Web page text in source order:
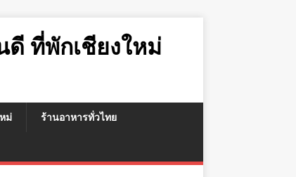
ดี ที่พักเชียงใหม่
ม่ ร้านอาหารทั่วไทย